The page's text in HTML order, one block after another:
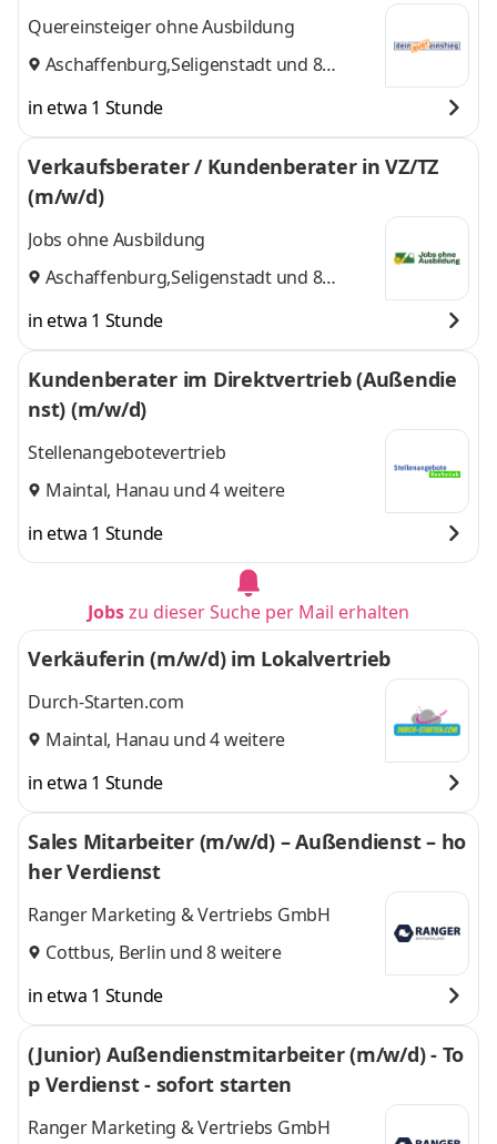
Quereinsteiger ohne Ausbildung
Aschaffenburg,Seligenstadtund 8
in etwa 1 Stunde
Verkaufsberater / Kundenberater in VZ/TZ
(m/w/d)
Jobs ohne Ausbildung
Aschaffenburg,Seligenstadtund 8
in etwa 1 Stunde
Kundenberater im Direktvertrieb (Außendie
nst) (m/w/d)
Stellenangebotevertrieb
Maintal, Hanau und 4 weitere
in etwa 1 Stunde
Jobszu dieser Suche per Mail erhalten
Verkäuferin (m/w/d) im Lokalvertrieb
Durch-Starten.com
Maintal, Hanau und 4 weitere
in etwa 1 Stunde
Sales Mitarbeiter (m/w/d) – Außendienst – ho
her Verdienst
Ranger Marketing & Vertriebs GmbH
Cottbus, Berlin und 8 weitere
in etwa 1 Stunde
(Junior) Außendienstmitarbeiter (m/w/d) - To
p Verdienst - sofort starten
Ranger Marketing & Vertriebs GmbH